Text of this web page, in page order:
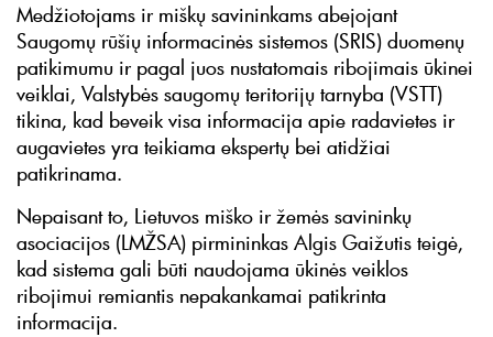
Medžiotojams ir miškų savininkams abejojant
Saugomų rūšių informacinės sistemos (SRIS) duomenų
patikimumu ir pagal juos nustatomais ribojimais ūkinei
veiklai, Valstybės saugomų teritorijų tarnyba (VSTT)
tikina, kad beveik visa informacija apie radavietes ir
augavietes yra teikiama ekspertų bei atidžiai
patikrinama.
Nepaisant to, Lietuvos miško ir žemės savininkų
asociacijos (LMŽSA) pirmininkas Algis Gaižutis teigė,
kad sistema gali būti naudojama ūkinės veiklos
ribojimui remiantis nepakankamai patikrinta
informacija.